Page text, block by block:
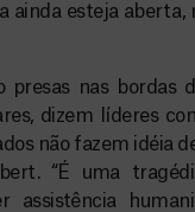
ainda esteja aberta,
presas nas bordas
dizem líderes
não fazem idéia
“É uma
assistência